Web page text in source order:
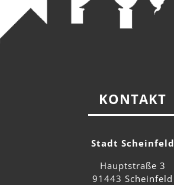
KONTAKT
Stadt Scheinfeld
Hauptstraße 3
91443 Scheinfeld